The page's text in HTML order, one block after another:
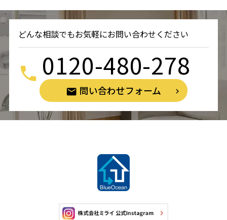
どんな相談でもお気軽にお問い合わせください
0120-480-278
問い合わせフォーム